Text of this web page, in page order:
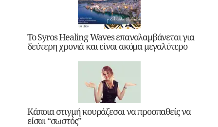
Το Syros Healing Waves επαναλαμβάνεται για
δεύτερη χρονιά και είναι ακόμα μεγαλύτερο
Κάποια στιγμή κουράζεσαι να προσπαθείς να
είσαι “σωστός”